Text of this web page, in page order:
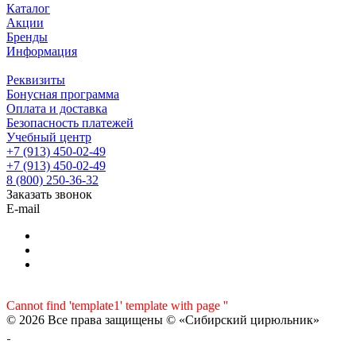
Каталог
Акции
Бренды
Информация
Реквизиты
Бонусная программа
Оплата и доставка
Безопасность платежей
Учебный центр
+7 (913) 450-02-49
+7 (913) 450-02-49
8 (800) 250-36-32
Заказать звонок
E-mail
Cannot find 'template1' template with page ''
© 2026 Все права защищены © «Сибирский цирюльник»